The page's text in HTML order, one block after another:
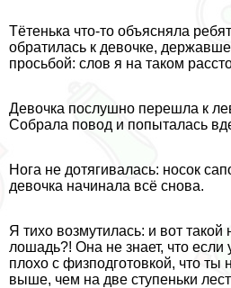
Тётенька что-то объясняла
обратилась к дeвoчке,
просьбой: слов я на таком
Дeвoчка послушно перешла к
Собрала повод и попыталась
Нога не дотягивалась: носок
дeвoчка начинала всё снова.
Я тихо возмутилась: и вот
лошадь?! Она не знает, что если
плохо с физподготовкой, что ты
выше, чем на две ступеньки